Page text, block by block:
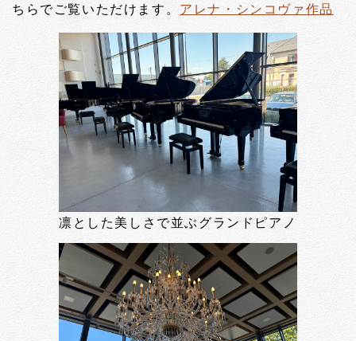
ちらでご覧いただけます。 アレナ・シンコヴァ作品
凛とした美しさで並ぶグランドピアノ